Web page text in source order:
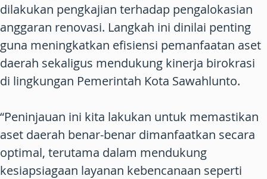
dilakukan pengkajian terhadap pengalokasian
anggaran renovasi. Langkah ini dinilai penting
guna meningkatkan efisiensi pemanfaatan aset
daerah sekaligus mendukung kinerja birokrasi
di lingkungan Pemerintah Kota Sawahlunto.
“Peninjauan ini kita lakukan untuk memastikan
aset daerah benar-benar dimanfaatkan secara
optimal, terutama dalam mendukung
kesiapsiagaan layanan kebencanaan seperti